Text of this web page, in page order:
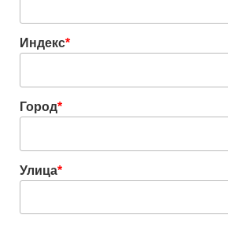
Индекс*
Город*
Улица*